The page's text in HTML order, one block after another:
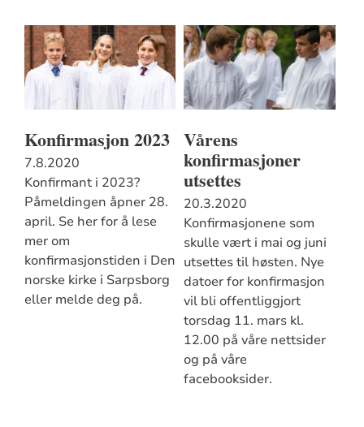
Konfirmasjon 2023
7.8.2020
Konfirmant i 2023?
Påmeldingen åpner 28.
april. Se her for å lese
mer om
konfirmasjonstiden i Den
norske kirke i Sarpsborg
eller melde deg på.
Vårens
konfirmasjoner
utsettes
20.3.2020
Konfirmasjonene som
skulle vært i mai og juni
utsettes til høsten. Nye
datoer for konfirmasjon
vil bli offentliggjort
torsdag 11. mars kl.
12.00 på våre nettsider
og på våre
facebooksider.